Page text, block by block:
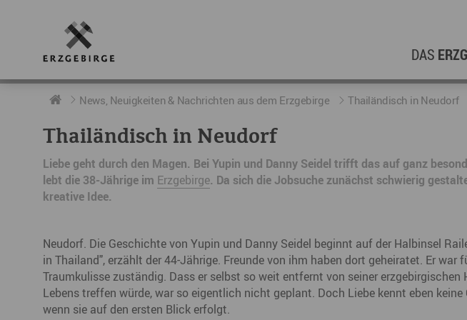
DAS
RUND UMS ERZGEBIRGE
Geschichte
Geografie
Der Erzgebirgskreis
Städte im Erzgebirge
Erzgebirgskrimi
Fakten
WIRTSCHAFTSREGION
Wirtschaftsstandort
DER FILM
AKTUELLES
Neuigkeiten
Podcast „hERZschlag“
DIE BOTSCHAFTER
Botschafter im Überblick
Botschafterveranstaltungen
News, Neuigkeiten & Nachrichten aus dem Erzgebirge Thailändisch in Neudorf
Thailändisch in Neudorf
Liebe geht durch den Magen. Bei Yupin und Danny Seidel trifft das auf ganz
lebt die 38-Jährige im Erzgebirge. Da sich die Jobsuche zunächst schwierig
kreative Idee.
Neudorf. Die Geschichte von Yupin und Danny Seidel beginnt auf der Halbinsel
in Thailand", erzählt der 44-Jährige. Freunde von ihm haben dort geheiratet. Er war
Traumkulisse zuständig. Dass er selbst so weit entfernt von seiner erzgebirgischen
Lebens treffen würde, war so eigentlich nicht geplant. Doch Liebe kennt eben
wenn sie auf den ersten Blick erfolgt.